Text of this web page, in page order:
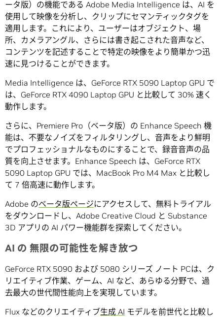
ータ版）の機能である Adobe Media Intelligence は、AI を
使用して映像を分析し、クリップにセマンティックタグを
適用します。これにより、ユーザーはオブジェクト、場
所、カメラアングル、さらには書き起こされた音声など、
コンテンツを記述することで特定の映像をより簡単かつ迅
速に見つけることができます。
Media Intelligence は、GeForce RTX 5090 Laptop GPU で
は、GeForce RTX 4090 Laptop GPU と比較して 30% 速く
動作します。
さらに、Premiere Pro（ベータ版）の Enhance Speech 機
能は、不要なノイズをフィルタリングし、音声をより鮮明
でプロフェッショナルなものにすることで、録音音声の品
質を向上させます。Enhance Speech は、GeForce RTX
5090 Laptop GPU では、MacBook Pro M4 Max と比較し
て 7 倍高速に動作します。
Adobe のベータ版ページにアクセスして、無料トライアル
をダウンロードし、Adobe Creative Cloud と Substance
3D アプリの AI パワー機能群を探索してください。
AI の 無限の可能性を解き放つ
GeForce RTX 5090 および 5080 シリーズ ノート PCは、ク
リエイティブ作業、ゲーム、AI など、あらゆる分野で、過
去最大の世代間性能向上を実現しています。
Flux などのクリエイティブ生成 AI モデルを前世代と比較し